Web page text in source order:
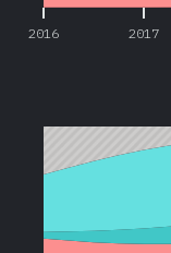
2016 2017